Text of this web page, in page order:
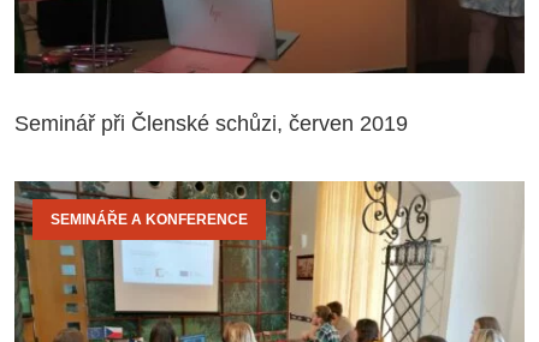
Seminář při Členské schůzi, červen 2019
SEMINÁŘE A KONFERENCE